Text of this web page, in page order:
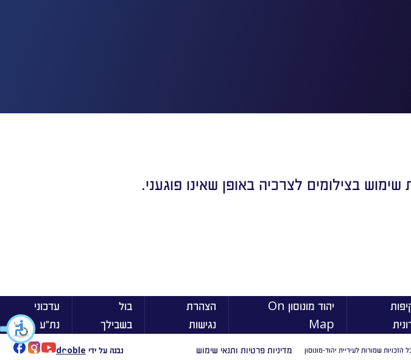
בצילומים לצרכיה באופן שאינו פוגעני.
יהוד מונוסון On
Map
הצהרת
נגישות
בול
בשבילך
עדכוני
נת״ע
הזכויות שמורות לעיריית יהוד-מונוסון מדיניות פרטיות ותנאי שימוש נבנה על ידי dooble